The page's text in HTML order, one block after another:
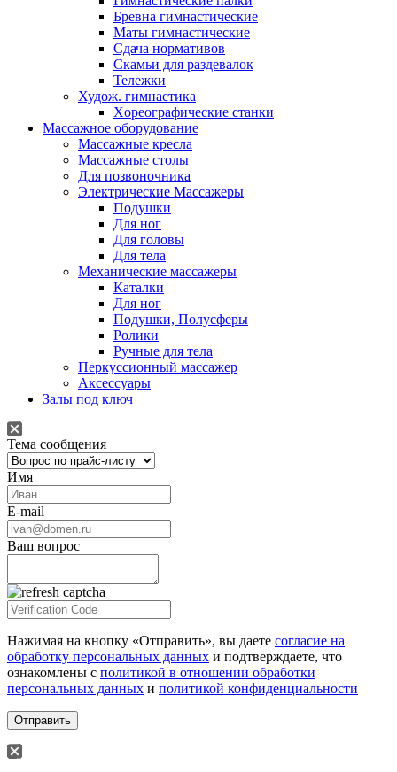
Бревна гимнастические
Маты гимнастические
Сдача нормативов
Скамьи для раздевалок
Тележки
Худож. гимнастика
Xореографические станки
Массажное оборудование
Массажные кресла
Массажные столы
Для позвоночника
Электрические Массажеры
Подушки
Для ног
Для головы
Для тела
Механические массажеры
Каталки
Для ног
Подушки, Полусферы
Ролики
Ручные для тела
Перкуссионный массажер
Аксессуары
Залы под ключ
Тема сообщения
Имя
E-mail
Ваш вопрос
Нажимая на кнопку «Отправить», вы даете согласие на
обработку персональных данных и подтверждаете, что
ознакомлены с политикой в отношении обработки
персональных данных и политикой конфиденциальности